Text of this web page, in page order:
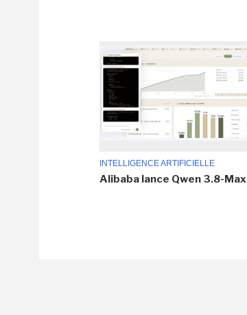
INTELLIGENCE ARTIFICIELLE
Alibaba lance Qwen 3.8-Max